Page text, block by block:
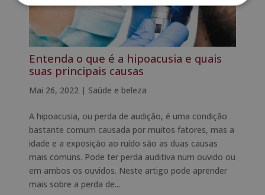
Entenda o que é a hipoacusia e quais
suas principais causas
Mai 26, 2022 | Saúde e beleza
A hipoacusia, ou perda de audição, é uma condição
bastante comum causada por muitos fatores, mas a
idade e a exposição ao ruído são as duas causas
mais comuns. Pode ter perda auditiva num ouvido ou
em ambos os ouvidos. Neste artigo pode aprender
mais sobre a perda de...